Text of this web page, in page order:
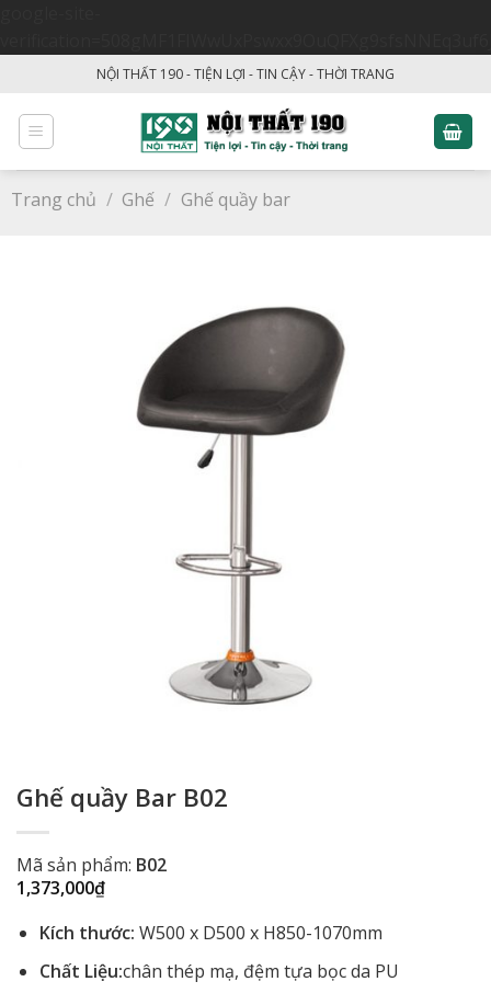
content
NỘI THẤT 190 - TIỆN LỢI - TIN CẬY - THỜI TRANG
Trang chủ / Ghế / Ghế quầy bar
Ghế quầy Bar B02
Mã sản phẩm: B02
1,373,000₫
Kích thước: W500 x D500 x H850-1070mm
Chất Liệu:chân thép mạ, đệm tựa bọc da PU